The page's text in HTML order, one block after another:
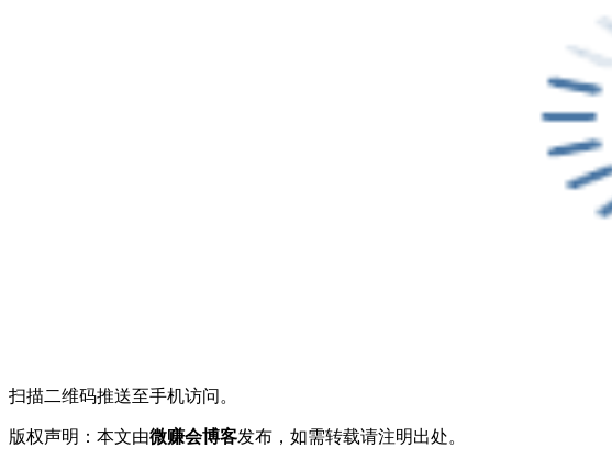
扫描二维码推送至手机访问。
版权声明：本文由微赚会博客发布，如需转载请注明出处。